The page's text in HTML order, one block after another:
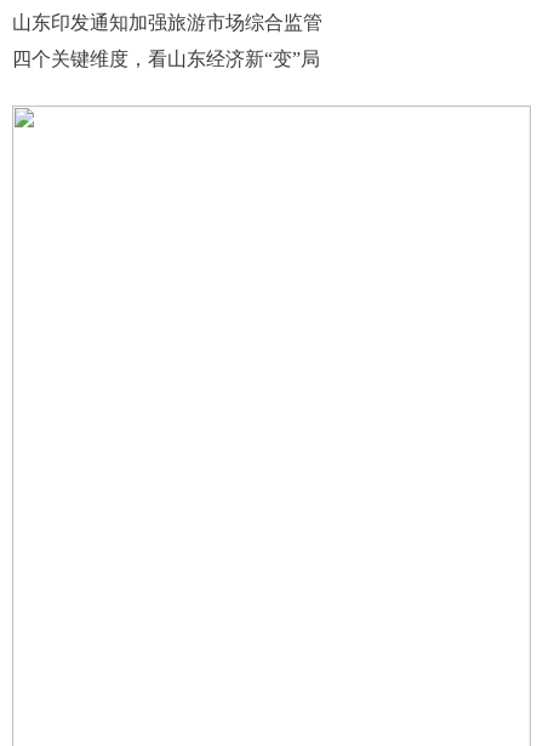
山东印发通知加强旅游市场综合监管
四个关键维度，看山东经济新“变”局